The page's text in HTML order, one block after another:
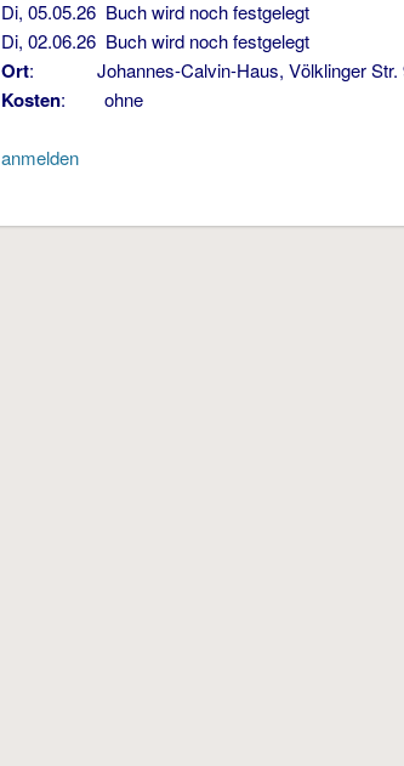
Di, 05.05.26 Buch wird noch festgelegt
Di, 02.06.26 Buch wird noch festgelegt
Ort: Johannes-Calvin-Haus, Völklinger Str.
Kosten: ohne
anmelden